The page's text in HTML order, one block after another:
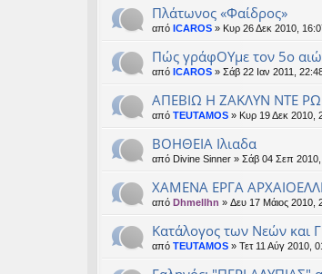
Πλάτωνος «Φαίδρος»
από ICAROS » Κυρ 26 Δεκ 2010,
Πώς γράφΟΥμε τον 5ο
από ICAROS » Σάβ 22 Ιαν 2011,
ΑΠΕΒΙΩ Η ΖΑΚΛΥΝ ΝΤΕ
από TEUTAMOS » Κυρ 19 Δεκ 2010,
ΒΟΗΘΕΙΑ Ιλιαδα
από Divine Sinner » Σάβ 04 Σεπ
ΧΑΜΕΝΑ ΕΡΓΑ
από Dhmellhn » Δευ 17 Μάιος 2010,
Κατάλογος των Νεών και
από TEUTAMOS » Τετ 11 Αύγ 2010,